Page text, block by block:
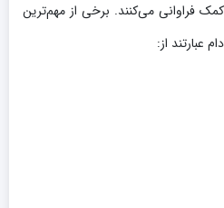
فراوانی می‌کنند. برخی از مهم‌ترین
عبارتند از: